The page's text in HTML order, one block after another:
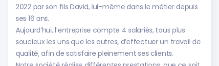
2022 par son fils David, lui-même dans le métier depuis
ses 16 ans.
Aujourd’hui, l’entreprise compte 4 salariés, tous plus
soucieux les uns que les autres, d’effectuer un travail de
qualité, afin de satisfaire pleinement ses clients.